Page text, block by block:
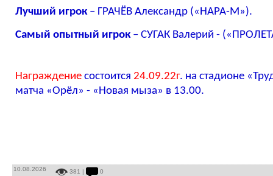
Лучший игрок– ГРАЧЁВ Александр («НАРА-М»).
Самый опытный игрок– СУГАК Валерий -
Награждение состоится 24.09.22г. на стадионе
матча «Орёл» - «Новая мыза» в 13.00.
10.08.2026 381 | 0